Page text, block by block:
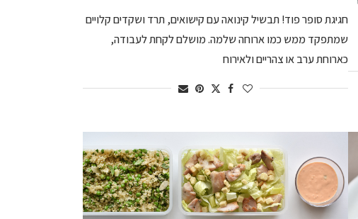
חגיגת סופר פוד! תבשיל קינואה עם קישואים, תרד ושקדים קלויים
שמתפקד ממש כמו ארוחה שלמה. מושלם לקחת לעבודה,
כארוחת ערב או צהריים ולאירוח